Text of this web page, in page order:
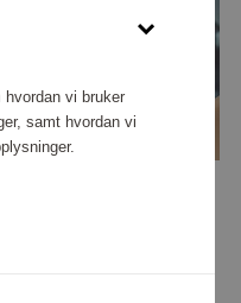
vi bruker
samt hvordan vi